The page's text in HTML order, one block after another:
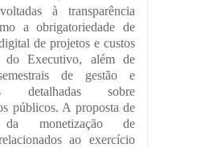
à transparência
a obrigatoriedade de
de projetos e custos
do Executivo, além de
de gestão e
detalhadas sobre
públicos. A proposta de
da monetização de
ao exercício